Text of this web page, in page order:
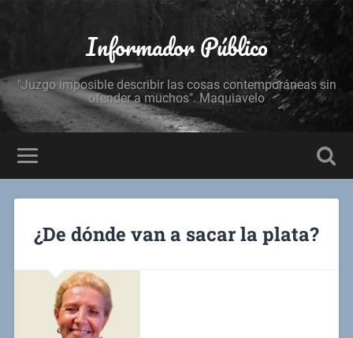
Informador Público
"Juzgo imposible describir las cosas contemporáneas sin
ofender a muchos". Maquiavelo
¿De dónde van a sacar la plata?